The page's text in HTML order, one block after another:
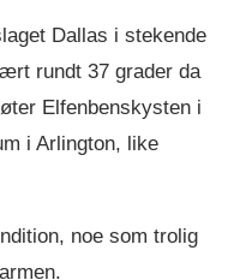
Dallas i stekende
rundt 37 grader da
Elfenbenskysten i
i Arlington, like
noe som trolig